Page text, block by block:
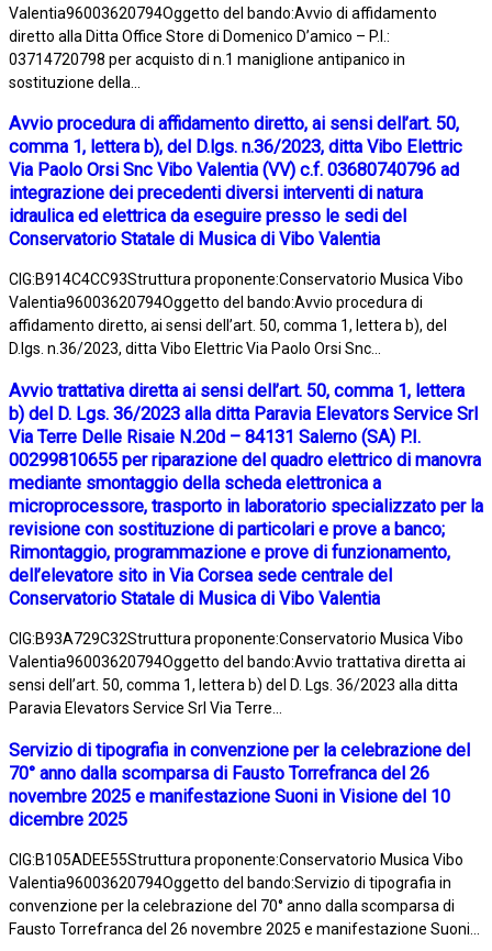
Valentia96003620794Oggetto del bando:Avvio di affidamento
diretto alla Ditta Office Store di Domenico D’amico – P.I.:
03714720798 per acquisto di n.1 maniglione antipanico in
sostituzione della...
Avvio procedura di affidamento diretto, ai sensi dell’art. 50,
comma 1, lettera b), del D.lgs. n.36/2023, ditta Vibo Elettric
Via Paolo Orsi Snc Vibo Valentia (VV) c.f. 03680740796 ad
integrazione dei precedenti diversi interventi di natura
idraulica ed elettrica da eseguire presso le sedi del
Conservatorio Statale di Musica di Vibo Valentia
CIG:B914C4CC93Struttura proponente:Conservatorio Musica Vibo
Valentia96003620794Oggetto del bando:Avvio procedura di
affidamento diretto, ai sensi dell’art. 50, comma 1, lettera b), del
D.lgs. n.36/2023, ditta Vibo Elettric Via Paolo Orsi Snc...
Avvio trattativa diretta ai sensi dell’art. 50, comma 1, lettera
b) del D. Lgs. 36/2023 alla ditta Paravia Elevators Service Srl
Via Terre Delle Risaie N.20d – 84131 Salerno (SA) P.I.
00299810655 per riparazione del quadro elettrico di manovra
mediante smontaggio della scheda elettronica a
microprocessore, trasporto in laboratorio specializzato per la
revisione con sostituzione di particolari e prove a banco;
Rimontaggio, programmazione e prove di funzionamento,
dell’elevatore sito in Via Corsea sede centrale del
Conservatorio Statale di Musica di Vibo Valentia
CIG:B93A729C32Struttura proponente:Conservatorio Musica Vibo
Valentia96003620794Oggetto del bando:Avvio trattativa diretta ai
sensi dell’art. 50, comma 1, lettera b) del D. Lgs. 36/2023 alla ditta
Paravia Elevators Service Srl Via Terre...
Servizio di tipografia in convenzione per la celebrazione del
70° anno dalla scomparsa di Fausto Torrefranca del 26
novembre 2025 e manifestazione Suoni in Visione del 10
dicembre 2025
CIG:B105ADEE55Struttura proponente:Conservatorio Musica Vibo
Valentia96003620794Oggetto del bando:Servizio di tipografia in
convenzione per la celebrazione del 70° anno dalla scomparsa di
Fausto Torrefranca del 26 novembre 2025 e manifestazione Suoni...